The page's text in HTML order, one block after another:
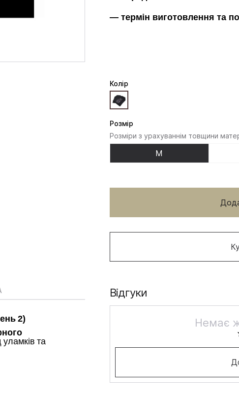
— термін виготовлення та
Колiр
Розмір
Розміри з урахуваннім товщини
M
2)
уламків та
Відгуки
Немає